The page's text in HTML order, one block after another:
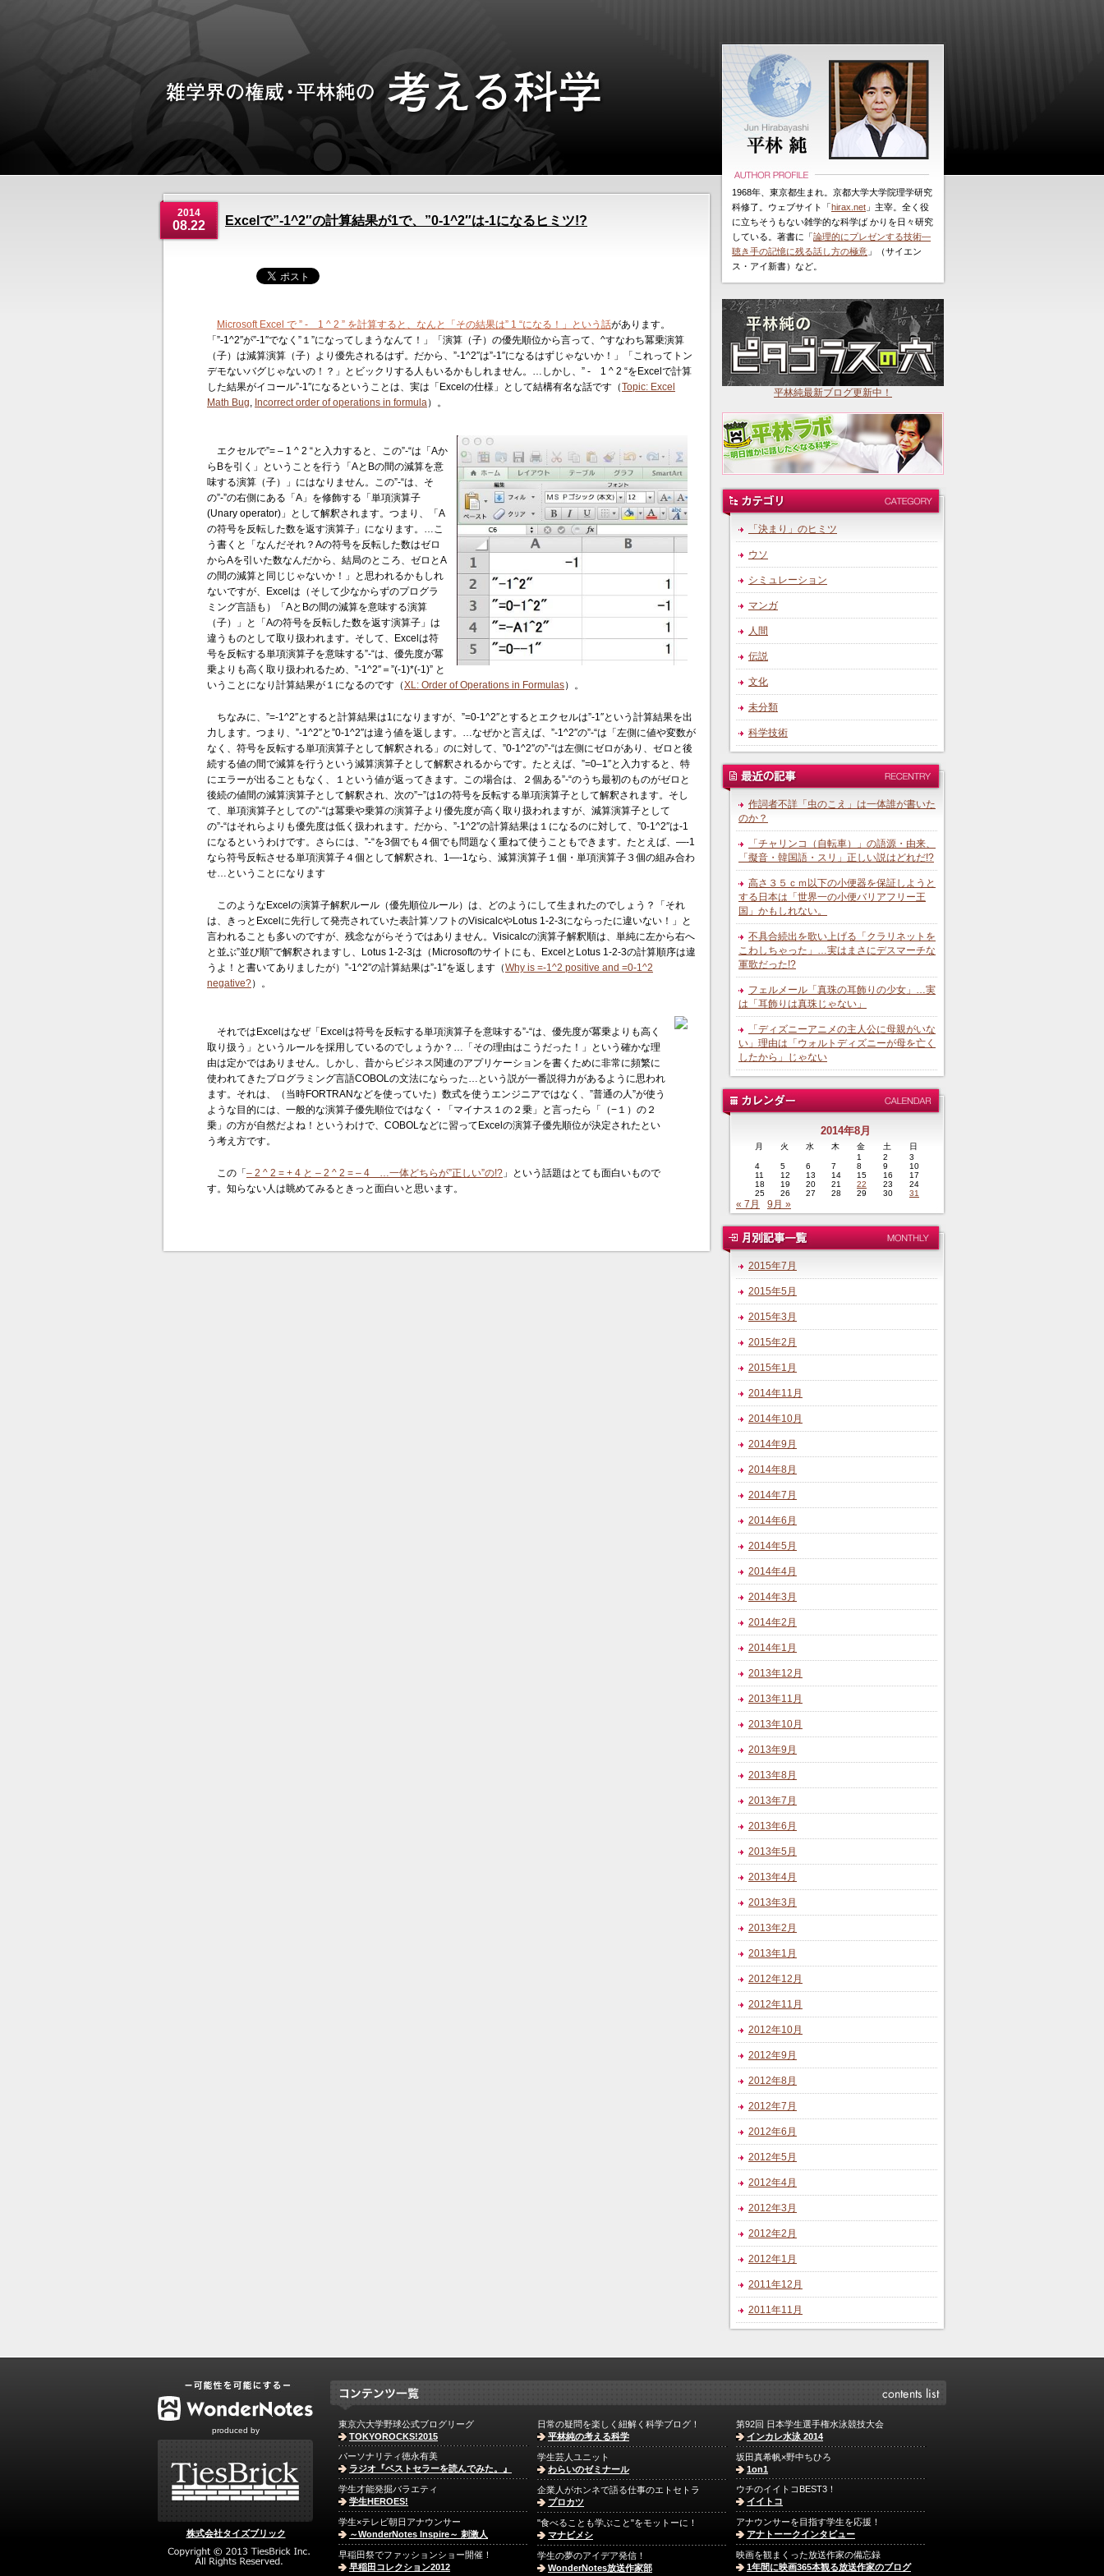
2014
08.22 Excelで”-1^2″の計算結果が1で、”0-1^2″は-1になるヒミツ!?
Microsoft Excel で ” - 1 ^ 2 ” を計算すると、なんと「その結果は” 1 “になる！」という話があります。
「”-1^2″が”-1″でなく”１”になってしまうなんて！」「演算（子）の優先順位から言って、^すなわち冪乗演算
（子）は減算演算（子）より優先されるはず。だから、”-1^2″は”-1″になるはずじゃないか！」「これってトン
デモないバグじゃないの！？」とビックリする人もいるかもしれません。…しかし、” - 1 ^ 2 “をExcelで計算
した結果がイコール”-1″になるということは、実は「Excelの仕様」として結構有名な話です（Topic: Excel
Math Bug, Incorrect order of operations in formula）。
エクセルで”= – 1 ^ 2 “と入力すると、この”-“は「Aか
らBを引く」ということを行う「AとBの間の減算を意
味する演算（子）」にはなりません。この”-“は、そ
の”-”の右側にある「A」を修飾する「単項演算子
(Unary operator)」として解釈されます。つまり、「A
の符号を反転した数を返す演算子」になります。…こ
う書くと「なんだそれ？Aの符号を反転した数はゼロ
からAを引いた数なんだから、結局のところ、ゼロとA
の間の減算と同じじゃないか！」と思われるかもしれ
ないですが、Excelは（そして少なからずのプログラ
ミング言語も）「AとBの間の減算を意味する演算
（子）」と「Aの符号を反転した数を返す演算子」は
違うものとして取り扱われます。そして、Excelは符
号を反転する単項演算子を意味する”-“は、優先度が冪
乗よりも高く取り扱われるため、”-1^2″＝”(-1)*(-1)” と
いうことになり計算結果が１になるのです（XL: Order of Operations in Formulas）。
ちなみに、”=-1^2″とすると計算結果は1になりますが、”=0-1^2″とするとエクセルは”-1″という計算結果を出
力します。つまり、”-1^2″と”0-1^2″は違う値を返します。…なぜかと言えば、”-1^2″の”-“は「左側に値や変数が
なく、符号を反転する単項演算子として解釈される」のに対して、”0-1^2″の”-“は左側にゼロがあり、ゼロと後
続する値の間で減算を行うという減算演算子として解釈されるからです。たとえば、”=0–1″と入力すると、特
にエラーが出ることもなく、１という値が返ってきます。この場合は、２個ある”-“のうち最初のものがゼロと
後続の値間の減算演算子として解釈され、次の”−”は1の符号を反転する単項演算子として解釈されます。そし
て、単項演算子としての”-“は冪乗や乗算の演算子より優先度が高く取り扱われますが、減算演算子として
の”-“はそれらよりも優先度は低く扱われます。だから、”-1^2″の計算結果は１になるのに対して、”0-1^2″は-1
になるというわけです。さらには、”-“を3個でも４個でも問題なく重ねて使うこともできます。たとえば、—-1
なら符号反転させる単項演算子４個として解釈され、1—-1なら、減算演算子１個・単項演算子３個の組み合わ
せ…ということになります
このようなExcelの演算子解釈ルール（優先順位ルール）は、どのようにして生まれたのでしょう？「それ
は、きっとExcelに先行して発売されていた表計算ソフトのVisicalcやLotus 1-2-3にならったに違いない！」と
言われることも多いのですが、残念ながらそうではありません。Visicalcの演算子解釈順は、単純に左から右へ
と並ぶ”並び順”で解釈されますし、Lotus 1-2-3は（Microsoftのサイトにも、ExcelとLotus 1-2-3の計算順序は違
うよ！と書いてありましたが）”-1^2″の計算結果は”-1″を返します（Why is =-1^2 positive and =0-1^2
negative?）。
それではExcelはなぜ「Excelは符号を反転する単項演算子を意味する”-“は、優先度が冪乗よりも高く
取り扱う」というルールを採用しているのでしょうか？…「その理由はこうだった！」という確かな理
由は定かではありません。しかし、昔からビジネス関連のアプリケーションを書くために非常に頻繁に
使われてきたプログラミング言語COBOLの文法にならった…という説が一番説得力があるように思われ
ます。それは、（当時FORTRANなどを使っていた）数式を使うエンジニアではなく、”普通の人”が使う
ような目的には、一般的な演算子優先順位ではなく・「マイナス１の２乗」と言ったら「（−１）の２
乗」の方が自然だよね！というわけで、COBOLなどに習ってExcelの演算子優先順位が決定されたとい
う考え方です。
この「 – 2 ^ 2 = + 4 と – 2 ^ 2 = – 4 …一体どちらが”正しい”の!? 」という話題はとても面白いもので
す。知らない人は眺めてみるときっと面白いと思います。
1968年、東京都生まれ。京都大学大学院理学研究
科修了。ウェブサイト「hirax.net 」主宰。全く役
に立ちそうもない雑学的な科学ば かりを日々研究
している。著書に「論理的にプレゼンする技術―
聴き手の記憶に残る話し方の極意 」（サイエン
ス・アイ新書）など。
平林純最新ブログ更新中！
「決まり」のヒミツ
ウソ
シミュレーション
マンガ
人間
伝説
文化
未分類
科学技術
作詞者不詳「虫のこえ」は一体誰が書いた
のか？
「チャリンコ（自転車）」の語源・由来、
「擬音・韓国語・スリ」正しい説はどれだ!?
高さ３５ｃｍ以下の小便器を保証しようと
する日本は「世界一の小便バリアフリー王
国」かもしれない。
不具合続出を歌い上げる「クラリネットを
こわしちゃった」…実はまさにデスマーチな
軍歌だった!?
フェルメール「真珠の耳飾りの少女」…実
は「耳飾りは真珠じゃない」
「ディズニーアニメの主人公に母親がいな
い」理由は「ウォルトディズニーが母を亡く
したから」じゃない
2014年8月
月 火 水 木 金 土
日
1
2
3
4
5 6 7 8 9
10
11
12 13 14 15 16
17
18
19 20 21 22 23
24
25
26 27 28 29 30 31
« 7月 9月 »
2015年7月
2015年5月
2015年3月
2015年2月
2015年1月
2014年11月
2014年10月
2014年9月
2014年8月
2014年7月
2014年6月
2014年5月
2014年4月
2014年3月
2014年2月
2014年1月
2013年12月
2013年11月
2013年10月
2013年9月
2013年8月
2013年7月
2013年6月
2013年5月
2013年4月
2013年3月
2013年2月
2013年1月
2012年12月
2012年11月
2012年10月
2012年9月
2012年8月
2012年7月
2012年6月
2012年5月
2012年4月
2012年3月
2012年2月
2012年1月
2011年12月
2011年11月
produced by
株式会社タイズブリック
東京六大学野球公式ブログリーグ
TOKYOROCKS!2015
パーソナリティ徳永有美
ラジオ『ベストセラーを読んでみた。』
学生才能発掘バラエティ
学生HEROES!
学生×テレビ朝日アナウンサー
～WonderNotes Inspire～ 刺激人
早稲田祭でファッションショー開催！
早稲田コレクション2012
日常の疑問を楽しく紐解く科学ブログ！
平林純の考える科学
学生芸人ユニット
わらいのゼミナール
企業人がホンネで語る仕事のエトセトラ
プロカツ
"食べることも学ぶこと"をモットーに！
マナビメシ
学生の夢のアイデア発信！
WonderNotes放送作家部
第92回 日本学生選手権水泳競技大会
インカレ水泳 2014
坂田真希帆×野中ちひろ
1on1
ウチのイイトコBEST3！
イイトコ
アナウンサーを目指す学生を応援！
アナトーークインタビュー
映画を観まくった放送作家の備忘録
1年間に映画365本観る放送作家のブログ